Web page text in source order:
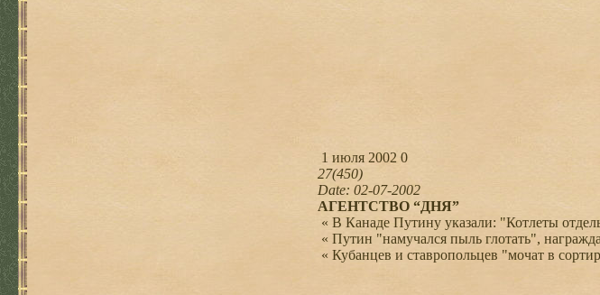
1 июля 2002 0
27(450)
Date: 02-07-2002
АГЕНТСТВО “ДНЯ”
« В Канаде Путину указали: "Котлеты
« Путин "намучался пыль глотать",
« Кубанцев и ставропольцев "мочат в